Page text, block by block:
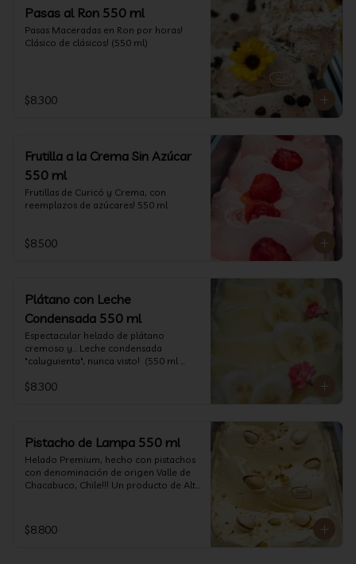
Pasas al Ron 550 ml
Pasas Maceradas en Ron por horas!
Clásico de clásicos! (550 ml)
$8.300
Frutilla a la Crema Sin Azúcar
550 ml
Frutillas de Curicó y Crema, con
reemplazos de azúcares! 550 ml
$8.500
Plátano con Leche
Condensada 550 ml
Espectacular helado de plátano
cremoso y... Leche condensada
"caluguienta", nunca visto!  (550 ml
$8.300
Pistacho de Lampa 550 ml
Helado Premium, hecho con pistachos
con denominación de origen Valle de
Chacabuco, Chile!!! Un producto de Alta
$8.800